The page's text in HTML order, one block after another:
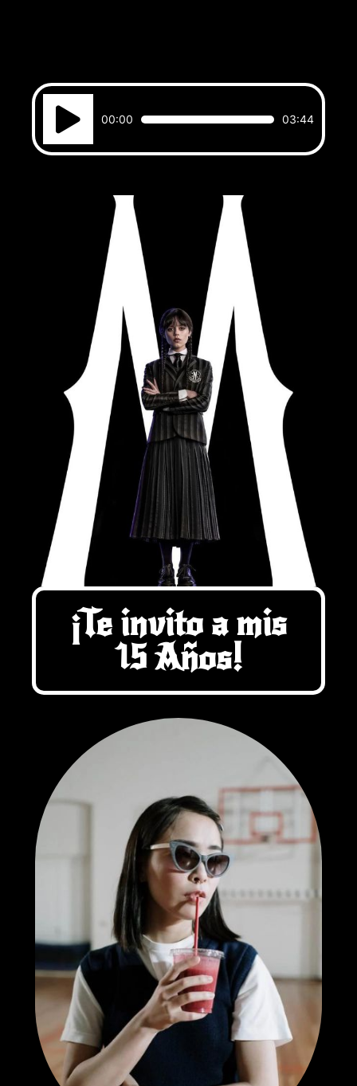
Reproductor
audio
00:00 03:44
¡Te invito a mis
15 Años!